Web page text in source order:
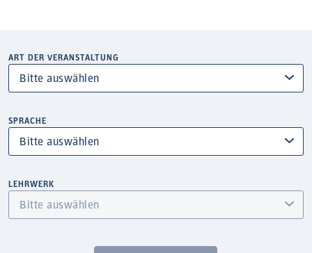
ART DER VERANSTALTUNG
SPRACHE
LEHRWERK